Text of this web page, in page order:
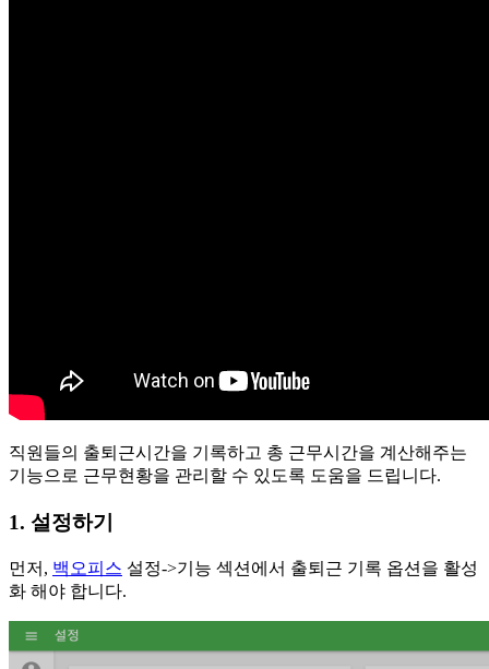
직원들의 출퇴근시간을 기록하고 총 근무시간을 계산해주는
기능으로 근무현황을 관리할 수 있도록 도움을 드립니다.
1. 설정하기
먼저, 백오피스 설정->기능 섹션에서 출퇴근 기록 옵션을 활성
화 해야 합니다.